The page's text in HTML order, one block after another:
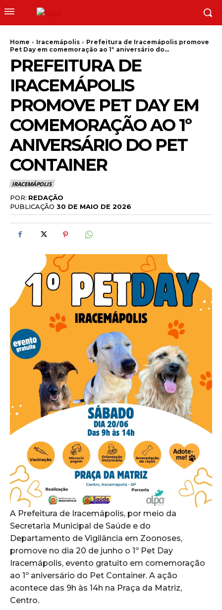
Home Iracemápolis
Prefeitura de Iracemápolis promove
Pet Day em comemoração ao 1º aniversário do...
PREFEITURA DE
IRACEMÁPOLIS
PROMOVE PET DAY EM
COMEMORAÇÃO AO 1º
ANIVERSÁRIO DO PET
CONTAINER
IRACEMÁPOLIS
POR: REDAÇÃO
PUBLICAÇÃO 30 DE MAIO DE 2026
A Prefeitura de Iracemápolis, por meio da
Secretaria Municipal de Saúde e do
Departamento de Vigilância em Zoonoses,
promove no dia 20 de junho o 1º Pet Day
Iracemápolis, evento gratuito em comemoração
ao 1º aniversário do Pet Container. A ação
acontece das 9h às 14h na Praça da Matriz,
Centro.